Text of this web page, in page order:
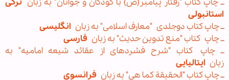
ــ چاپ کتاب "رفتار پیامبر(ص) با کودکان و جوانان" به زبان ترکی
استانبولی
ــ چاپ کتاب دوجلدی "معارف اسلامی" به زبان انگليسی
ــ چاپ کتاب "منع تدوین حدیث" به زبان فارسی
ــ چاپ کتاب "شرح فشرده‎ای از عقائد شيعه اماميه" به
زبان ايتاليایی
ــ چاپ کتاب "الحقیقة کما هی" به زبان فرانسوی